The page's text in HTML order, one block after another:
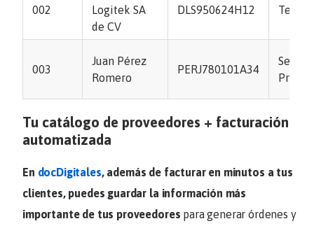
002
Logitek SA
de CV
DLS950624H12
003
Juan Pérez
Romero
PERJ780101A34
Tu catálogo de proveedores + facturación
automatizada
En docDigitales, además de facturar en minutos a tus
clientes, puedes guardar la información más
importante de tus proveedores para generar órdenes y